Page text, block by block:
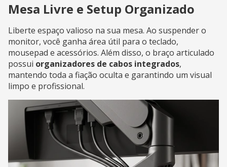
Mesa Livre e Setup Organizado
Liberte espaço valioso na sua mesa. Ao suspender o
monitor, você ganha área útil para o teclado,
mousepad e acessórios. Além disso, o braço articulado
possui organizadores de cabos integrados,
mantendo toda a fiação oculta e garantindo um visual
limpo e profissional.